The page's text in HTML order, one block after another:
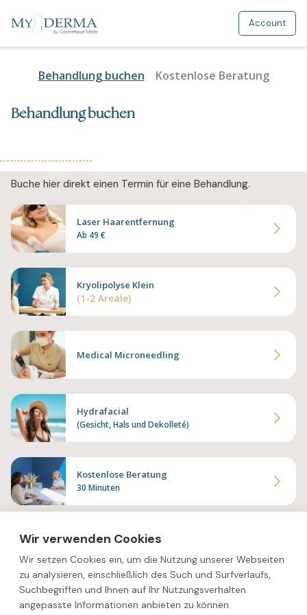
Wir verwenden Cookies
Wir setzen Cookies ein, um die Nutzung unserer Webseiten
zu analysieren, einschließlich des Such und Surfverlaufs,
Suchbegriffen und Ihnen auf Ihr Nutzungsverhalten
angepasste Informationen anbieten zu können.
Account
Behandlung buchen Kostenlose Beratung
Behandlung buchen
Buche hier direkt einen Termin für eine Behandlung.
Medical Microneedling
Kryolipolyse Klein
(1-2 Areale)
Hydrafacial
(Gesicht, Hals und Dekolleté)
Kostenlose Beratung
30 Minuten
Laser Haarentfernung
Ab 49 €